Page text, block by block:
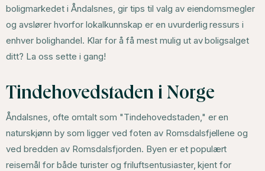
boligmarkedet i Åndalsnes, gir tips til valg av eiendomsmegler
og avslører hvorfor lokalkunnskap er en uvurderlig ressurs i
enhver bolighandel. Klar for å få mest mulig ut av boligsalget
ditt? La oss sette i gang!
Tindehovedstaden i Norge
Åndalsnes, ofte omtalt som "Tindehovedstaden," er en
naturskjønn by som ligger ved foten av Romsdalsfjellene og
ved bredden av Romsdalsfjorden. Byen er et populært
reisemål for både turister og friluftsentusiaster, kjent for